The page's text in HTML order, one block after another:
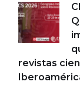
revistas